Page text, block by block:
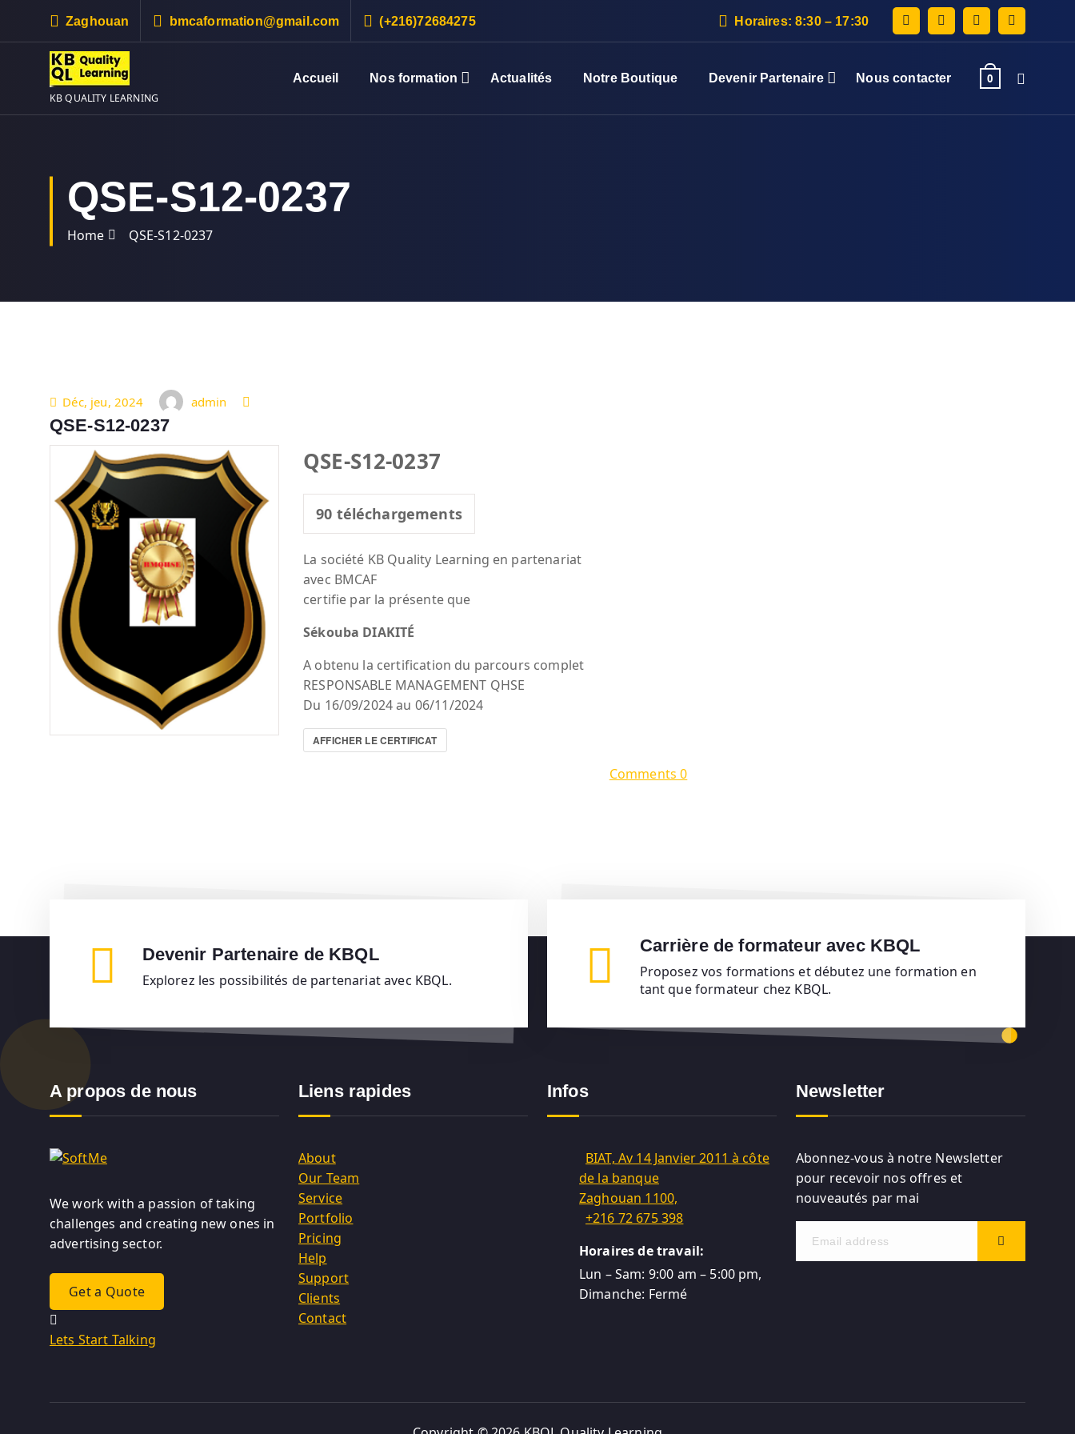
Zaghouan bmcaformation@gmail.com (+216)72684275 Horaires: 8:30 – 17:30
KB QUALITY LEARNING
Accueil Nos formation Actualités Notre Boutique Devenir Partenaire Nous contacter 0
QSE-S12-0237
Home QSE-S12-0237
Déc, jeu, 2024 admin
QSE-S12-0237
QSE-S12-0237
90 téléchargements
La société KB Quality Learning en partenariat
avec BMCAF
certifie par la présente que
Sékouba DIAKITÉ
A obtenu la certification du parcours complet
RESPONSABLE MANAGEMENT QHSE
Du 16/09/2024 au 06/11/2024
AFFICHER LE CERTIFICAT
Comments 0
Devenir Partenaire de KBQL
Explorez les possibilités de partenariat avec KBQL.
Carrière de formateur avec KBQL
Proposez vos formations et débutez une formation en
tant que formateur chez KBQL.
A propos de nous
We work with a passion of taking
challenges and creating new ones in
advertising sector.
Get a Quote
Lets Start Talking
Liens rapides
About
Our Team
Service
Portfolio
Pricing
Help
Support
Clients
Contact
Infos
BIAT, Av 14 Janvier 2011 à côte
de la banque
Zaghouan 1100,
+216 72 675 398
Horaires de travail:
Lun – Sam: 9:00 am – 5:00 pm,
Dimanche: Fermé
Newsletter
Abonnez-vous à notre Newsletter
pour recevoir nos offres et
nouveautés par mai